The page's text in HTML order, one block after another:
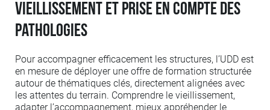
Vieillissement et prise en compte des
pathologies
Pour accompagner efficacement les structures, l’UDD est
en mesure de déployer une offre de formation structurée
autour de thématiques clés, directement alignées avec
les attentes du terrain. Comprendre le vieillissement,
adapter l’accompagnement, mieux appréhender le